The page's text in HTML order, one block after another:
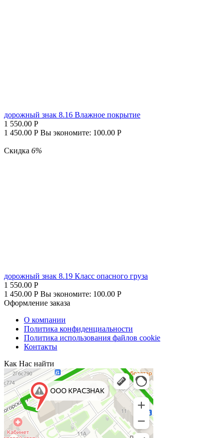
дорожный знак 8.16 Влажное покрытие
1 550.00 Р
1 450.00 Р Вы экономите: 100.00 Р
Скидка 6%
дорожный знак 8.19 Класс опасного груза
1 550.00 Р
1 450.00 Р Вы экономите: 100.00 Р
Оформление заказа
О компании
Политика конфиденциальности
Политика использования файлов cookie
Контакты
Как Нас найти